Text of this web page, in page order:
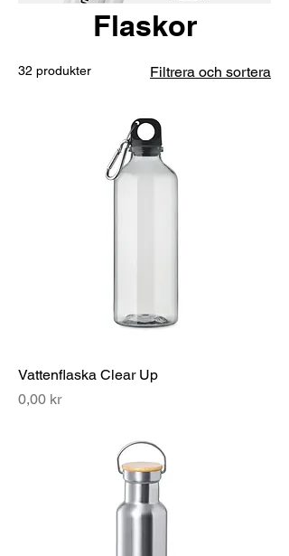
Flaskor
32 produkter Filtrera och sortera
Vattenflaska Clear Up
Pris
0,00 kr